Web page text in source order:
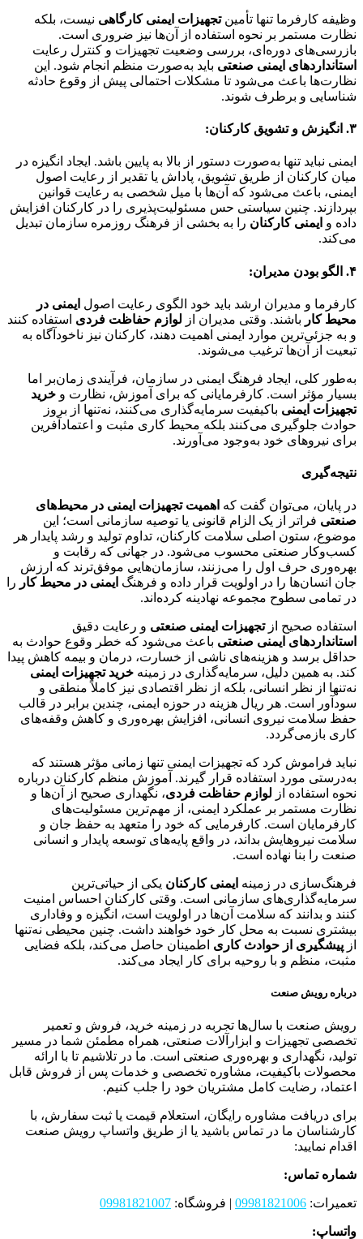
وظیفه کارفرما تنها تأمینتجهیزات ایمنی کارگاهی نیست، بلکه
نظارت مستمر بر نحوه استفاده از آن‌ها نیز ضروری است.
بازرسی‌های دوره‌ای، بررسی وضعیت تجهیزات و کنترل رعایت
استانداردهای ایمنی صنعتی باید به‌صورت منظم انجام شود. این
نظارت‌ها باعث می‌شود تا مشکلات احتمالی پیش از وقوع حادثه
شناسایی و برطرف شوند.
۳. انگیزش و تشویق کارکنان:
ایمنی نباید تنها به‌صورت دستور از بالا به پایین باشد. ایجاد انگیزه در
میان کارکنان از طریق تشویق، پاداش یا تقدیر از رعایت اصول
ایمنی، باعث می‌شود که آن‌ها با میل شخصی به رعایت قوانین
بپردازند. چنین سیاستی حس مسئولیت‌پذیری را در کارکنان افزایش
داده و ایمنی کارکنان را به بخشی از فرهنگ روزمره سازمان تبدیل
می‌کند.
۴. الگو بودن مدیران:
کارفرما و مدیران ارشد باید خود الگوی رعایت اصول ایمنی در
محیط کار باشند. وقتی مدیران از لوازم حفاظت فردی استفاده کنند
و به جزئی‌ترین موارد ایمنی اهمیت دهند، کارکنان نیز ناخودآگاه به
تبعیت از آن‌ها ترغیب می‌شوند.
به‌طور کلی، ایجاد فرهنگ ایمنی در سازمان، فرآیندی زمان‌بر اما
بسیار مؤثر است. کارفرمایانی که برای آموزش، نظارت و خرید
تجهیزات ایمنی باکیفیت سرمایه‌گذاری می‌کنند، نه‌تنها از بروز
حوادث جلوگیری می‌کنند بلکه محیط کاری مثبت و اعتمادآفرین
برای نیروهای خود به‌وجود می‌آورند.
نتیجه‌گیری
در پایان، می‌توان گفت که اهمیت تجهیزات ایمنی در محیط‌های
صنعتی فراتر از یک الزام قانونی یا توصیه سازمانی است؛ این
موضوع، ستون اصلی سلامت کارکنان، تداوم تولید و رشد پایدار هر
کسب‌وکار صنعتی محسوب می‌شود. در جهانی که رقابت و
بهره‌وری حرف اول را می‌زنند، سازمان‌هایی موفق‌ترند که ارزش
جان انسان‌ها را در اولویت قرار داده و فرهنگ ایمنی در محیط کار را
در تمامی سطوح مجموعه نهادینه کرده‌اند.
استفاده صحیح ازتجهیزات ایمنی صنعتی و رعایت دقیق
استانداردهای ایمنی صنعتی باعث می‌شود که خطر وقوع حوادث به
حداقل برسد و هزینه‌های ناشی از خسارت، درمان و بیمه کاهش پیدا
کند. به همین دلیل، سرمایه‌گذاری در زمینه خرید تجهیزات ایمنی
نه‌تنها از نظر انسانی، بلکه از نظر اقتصادی نیز کاملاً منطقی و
سودآور است. هر ریال هزینه در حوزه ایمنی، چندین برابر در قالب
حفظ سلامت نیروی انسانی، افزایش بهره‌وری و کاهش وقفه‌های
کاری بازمی‌گردد.
نباید فراموش کرد که تجهیزات ایمنی تنها زمانی مؤثر هستند که
به‌درستی مورد استفاده قرار گیرند. آموزش منظم کارکنان درباره
نحوه استفاده از لوازم حفاظت فردی، نگهداری صحیح از آن‌ها و
نظارت مستمر بر عملکرد ایمنی، از مهم‌ترین مسئولیت‌های
کارفرمایان است. کارفرمایی که خود را متعهد به حفظ جان و
سلامت نیروهایش بداند، در واقع پایه‌های توسعه پایدار و انسانی
صنعت را بنا نهاده است.
فرهنگ‌سازی در زمینه ایمنی کارکنان یکی از حیاتی‌ترین
سرمایه‌گذاری‌های سازمانی است. وقتی کارکنان احساس امنیت
کنند و بدانند که سلامت آن‌ها در اولویت است، انگیزه و وفاداری
بیشتری نسبت به محل کار خود خواهند داشت. چنین محیطی نه‌تنها
از پیشگیری از حوادث کاری اطمینان حاصل می‌کند، بلکه فضایی
مثبت، منظم و با روحیه برای کار ایجاد می‌کند.
درباره رویش صنعت
رویش صنعت با سال‌ها تجربه در زمینه خرید، فروش و تعمیر
تخصصی تجهیزات و ابزارآلات صنعتی، همراه مطمئن شما در مسیر
تولید، نگهداری و بهره‌وری صنعتی است. ما در تلاشیم تا با ارائه
محصولات باکیفیت، مشاوره تخصصی و خدمات پس از فروش قابل
اعتماد، رضایت کامل مشتریان خود را جلب کنیم.
برای دریافت مشاوره رایگان، استعلام قیمت یا ثبت سفارش، با
کارشناسان ما در تماس باشید یا از طریق واتساپ رویش صنعت
اقدام نمایید:
شماره تماس:
تعمیرات: 09981821006 | فروشگاه: 09981821007
واتساپ: